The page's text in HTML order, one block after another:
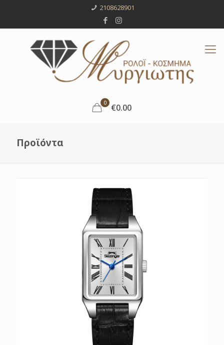
2108628901
0 €0.00
Προϊόντα